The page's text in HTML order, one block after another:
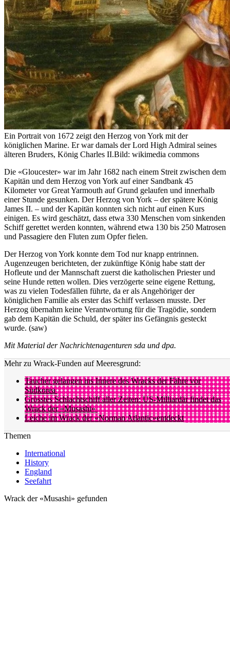
Ein Portrait von 1672 zeigt den Herzog von York mit der
königlichen Marine. Er war damals der Lord High Admiral seines
älteren Bruders, König Charles II.Bild: wikimedia commons
Die «Gloucester» war im Jahr 1682 nach einem Streit zwischen dem
Kapitän und dem Herzog von York auf einer Sandbank 45
Kilometer vor Great Yarmouth auf Grund gelaufen und innerhalb
einer Stunde gesunken. Der Herzog von York – der spätere König
James II. – und der Kapitän konnten sich nicht auf einen Kurs
einigen. Es wird geschätzt, dass etwa 330 Menschen vom sinkenden
Schiff gerettet werden konnten, während etwa 130 bis 250 Matrosen
und Passagiere den Fluten zum Opfer fielen.
Der Herzog von York konnte dem Tod nur knapp entrinnen.
Augenzeugen berichteten, der zukünftige König habe statt der
Hofleute und der Mannschaft zuerst die katholischen Priester und
seine Hunde retten wollen. Dies verzögerte seine eigene Rettung,
was zu vielen Todesfällen führte, da er als Angehöriger der
königlichen Familie als erster das Schiff verlassen musste. Der
Herzog übernahm keine Verantwortung für die Tragödie, sondern
gab dem Kapitän die Schuld, der später ins Gefängnis gesteckt
wurde. (saw)
Mit Material der Nachrichtenagenturen sda und dpa.
Mehr zu Wrack-Funden auf Meeresgrund:
Taucher gelangen ins Innere des Wracks der Fähre vor
Südkorea
Grösstes Schlachtschiff aller Zeiten: US-Milliardär findet das
Wrack der «Musashi»
Leiche im Wrack der «Norman Atlantic»entdeckt
Themen
International
History
England
Seefahrt
Wrack der «Musashi» gefunden